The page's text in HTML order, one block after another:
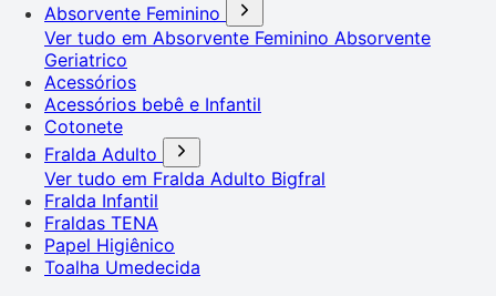
Absorvente Feminino
Ver tudo em Absorvente Feminino Absorvente
Geriatrico
Acessórios
Acessórios bebê e Infantil
Cotonete
Fralda Adulto
Ver tudo em Fralda Adulto Bigfral
Fralda Infantil
Fraldas TENA
Papel Higiênico
Toalha Umedecida